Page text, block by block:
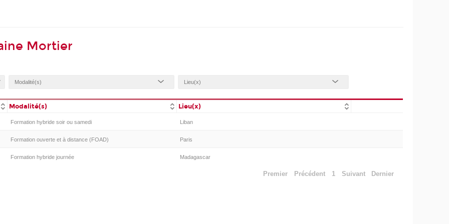
Mortier
Modalité(s) Lieu(x)
Formation hybride soir ou samedi Liban
Formation ouverte et à distance (FOAD) Paris
Formation hybride journée Madagascar
Premier Précédent 1 Suivant Dernier